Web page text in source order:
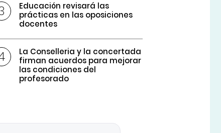
Educación revisará las
prácticas en las oposiciones
docentes
La Conselleria y la concertada
firman acuerdos para mejorar
las condiciones del
profesorado